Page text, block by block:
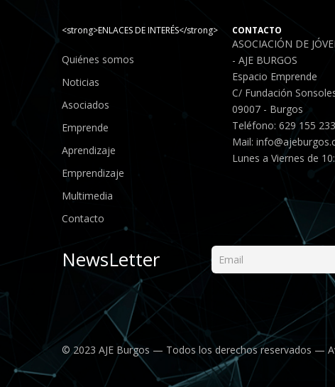
<strong>ENLACES DE INTERÉS</strong>
Quiénes somos
Noticias
Asociados
Emprende
Aprendizaje
Emprendizaje
Multimedia
Contacto
CONTACTO
ASOCIACIÓN DE
- AJE BURGOS
Espacio Emprende
C/ Fundación
09007 - Burgos
Teléfono: 629 155 233
Mail:
Lunes a Viernes de
NewsLetter
© 2023 AJE Burgos — Todos los derechos reservados —